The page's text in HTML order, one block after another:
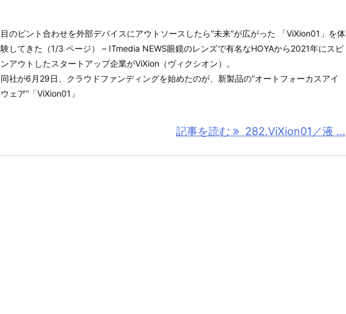
目のピント合わせを外部デバイスにアウトソースしたら“未来”が広がった 「ViXion01」を体
験してきた（1/3 ページ） – ITmedia NEWS眼鏡のレンズで有名なHOYAから2021年にスピ
ンアウトしたスタートアップ企業がViXion（ヴィクシオン）。
同社が6月29日、クラウドファンディングを始めたのが、新製品の“オートフォーカスアイ
ウェア”「ViXion01」
記事を読む 282.ViXion01／液 ...